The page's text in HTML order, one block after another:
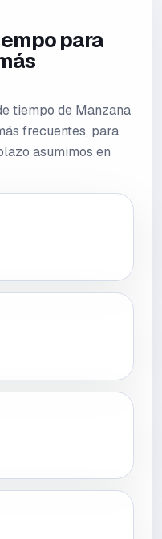
para
tiempo de Manzana
frecuentes, para
asumimos en